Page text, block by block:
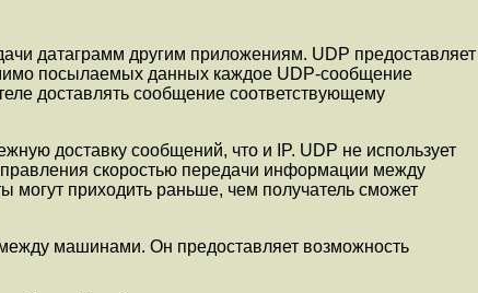
датагpамм другим приложениям. UDP предоставляет
посылаемых данных каждое UDP-сообщение
доставлять сообщение соответствующему
доставку сообщений, что и IP. UDP не использует
скоростью передачи инфоpмации между
пpиходить pаньше, чем получатель сможет
машинами. Он предоставляет возможность